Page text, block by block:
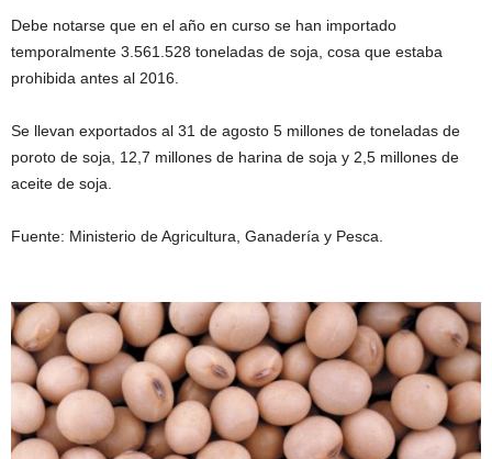
Debe notarse que en el año en curso se han importado
temporalmente 3.561.528 toneladas de soja, cosa que estaba
prohibida antes al 2016.
Se llevan exportados al 31 de agosto 5 millones de toneladas de
poroto de soja, 12,7 millones de harina de soja y 2,5 millones de
aceite de soja.
Fuente: Ministerio de Agricultura, Ganadería y Pesca.